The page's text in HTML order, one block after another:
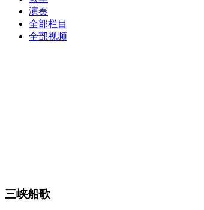
演奏
全部栏目
全部视频
三峡船歌